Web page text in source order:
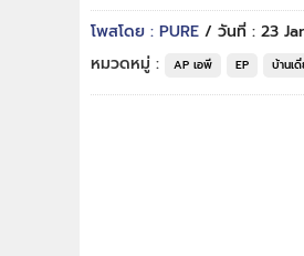
โพสโดย : PURE / วันที่ : 23
หมวดหมู่ :
AP เอพี EP บ้านเ